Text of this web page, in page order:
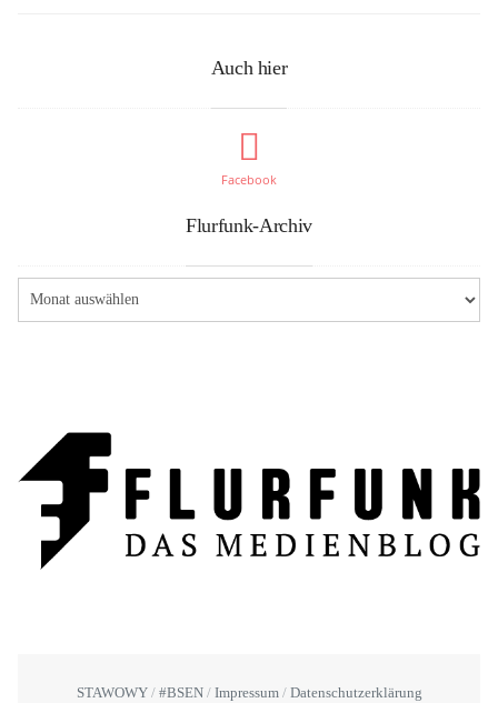
Auch hier
Facebook
Flurfunk-Archiv
STAWOWY #BSEN Impressum
Datenschutzerklärung